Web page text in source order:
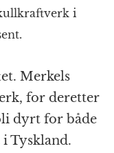
i
Merkels
for deretter
dyrt for både
Tyskland.